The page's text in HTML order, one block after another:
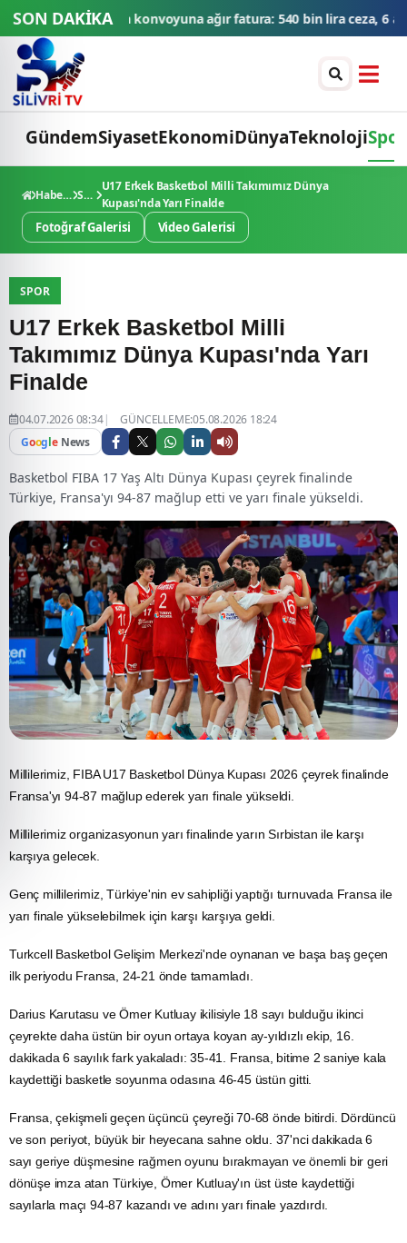
SON DAKİKA
540 bin lira ceza, 6 araç trafikten men edildiTHY'den tüm
GündemSiyasetEkonomiDünyaTeknolojiSpor
Haberler Spor
U17 Erkek Basketbol Milli Takımımız Dünya
Kupası'nda Yarı Finalde
Fotoğraf Galerisi Video Galerisi
SPOR
U17 Erkek Basketbol Milli
Takımımız Dünya Kupası'nda Yarı
Finalde
04.07.2026 08:34
GÜNCELLEME:05.08.2026 18:24
Google News
Basketbol FIBA 17 Yaş Altı Dünya Kupası çeyrek finalinde
Türkiye, Fransa'yı 94-87 mağlup etti ve yarı finale yükseldi.
Millilerimiz, FIBA U17 Basketbol Dünya Kupası 2026 çeyrek finalinde
Fransa'yı 94-87 mağlup ederek yarı finale yükseldi.
Millilerimiz organizasyonun yarı finalinde yarınSırbistan ile karşı
karşıya gelecek.
Genç millilerimiz, Türkiye'nin ev sahipliği yaptığı turnuvada Fransa ile
yarı finale yükselebilmek için karşı karşıya geldi.
Turkcell Basketbol Gelişim Merkezi'nde oynanan ve başa baş geçen
ilk periyodu Fransa, 24-21 önde tamamladı.
Darius Karutasu ve Ömer Kutluay ikilisiyle 18 sayı bulduğu ikinci
çeyrekte daha üstün biroyun ortaya koyan ay-yıldızlı ekip, 16.
dakikada 6 sayılık fark yakaladı: 35-41. Fransa, bitime 2 saniye kala
kaydettiği basketle soyunma odasına 46-45 üstün gitti.
Fransa, çekişmeli geçen üçüncü çeyreği 70-68 önde bitirdi. Dördüncü
ve son periyot, büyük bir heyecana sahne oldu. 37'nci dakikada 6
sayı geriye düşmesine rağmen oyunu bırakmayan ve önemli bir geri
dönüşe imza atan Türkiye, Ömer Kutluay'ın üst üste kaydettiği
sayılarla maçı 94-87 kazandı ve adını yarı finale yazdırdı.